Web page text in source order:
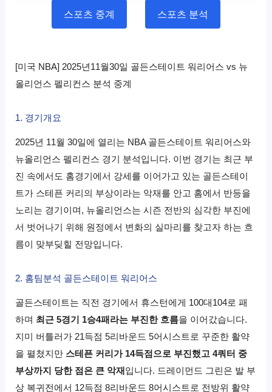
스포츠 중계 스포츠 분석
[미국 NBA] 2025년11월30일 골든스테이트 워리어스 vs 뉴
올리언스 펠리컨스 분석 중계
1. 경기개요
2025년 11월 30일에 열리는 NBA 골든스테이트 워리어스와
뉴올리언스펠리컨스 경기 분석입니다. 이번 경기는 최근 부
진 속에서도 홈경기에서 강세를 이어가고 있는 골든스테이
트가 스테픈 커리의 부상이라는 악재를 안고 홈에서 반등을
노리는 경기이며, 뉴올리언스는 시즌 전반의 심각한 부진에
서 벗어나기 위해 원정에서 변화의 실마리를 찾고자 하는 흐
름이 맞부딪힐 전망입니다.
2. 홈팀분석 골든스테이트 워리어스
골든스테이트는 직전 경기에서 휴스턴에게 100대104로 패
하며 최근 5경기 1승4패라는 부진한 흐름을 이어갔습니다.
지미 버틀러가 21득점 5리바운드 5어시스트로 꾸준한 활약
을 펼쳤지만 스테픈 커리가 14득점으로 부진했고 4쿼터 중
부상까지 당한 점은 큰 악재 입니다. 드레이먼드 그린은 발 부
상 복귀전에서 12득점 8리바운드 8어시스트로 전방위 활약